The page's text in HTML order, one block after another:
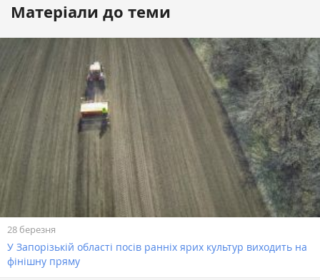
Матеріали до теми
28 березня
У Запорізькій області посів ранніх ярих культур виходить на
фінішну пряму